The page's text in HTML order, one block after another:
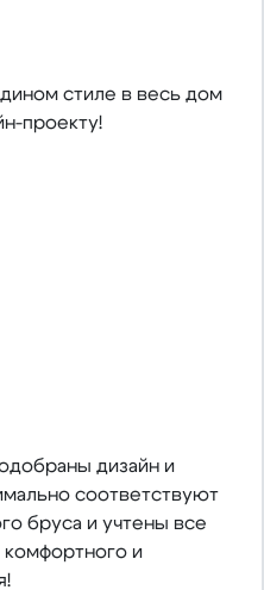
стиле в весь дом
проекту!
дизайн и
соответствуют
бруса и учтены все
и